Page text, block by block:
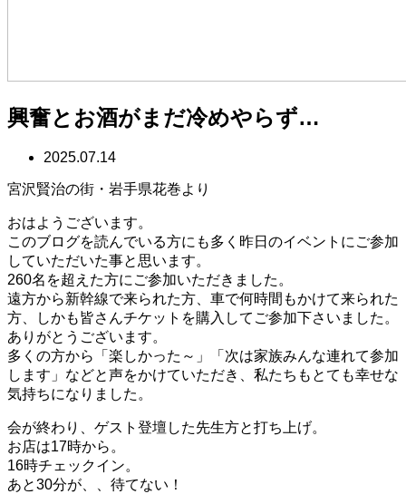
興奮とお酒がまだ冷めやらず…
2025.07.14
宮沢賢治の街・岩手県花巻より
おはようございます。
このブログを読んでいる方にも多く昨日のイベントにご参加
していただいた事と思います。
260名を超えた方にご参加いただきました。
遠方から新幹線で来られた方、車で何時間もかけて来られた
方、しかも皆さんチケットを購入してご参加下さいました。
ありがとうございます。
多くの方から「楽しかった～」「次は家族みんな連れて参加
します」などと声をかけていただき、私たちもとても幸せな
気持ちになりました。
会が終わり、ゲスト登壇した先生方と打ち上げ。
お店は17時から。
16時チェックイン。
あと30分が、、待てない！